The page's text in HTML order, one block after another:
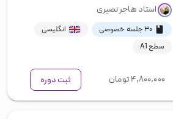
استادهاجر نصیری
۳۰ جلسه خصوصی
انگلیسی
سطح A1
۴,۸۰۰,۰۰۰تومان ثبت دوره